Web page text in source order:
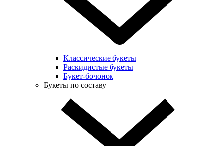
Классические букеты
Раскидистые букеты
Букет-бочонок
Букеты по составу